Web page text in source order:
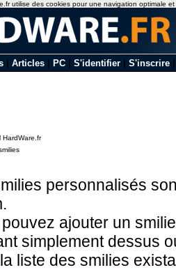
Articles PC S'identifier S'inscrire
HardWare.fr
personnalisés
ajouter un
simplement dessus
liste des smilies
utilise des cookies pour une navigation optimale